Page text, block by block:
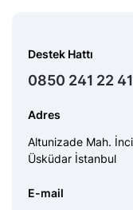
Destek Hattı
0850 241 22 41
Adres
Altunizade Mah.
Üsküdar İstanbul
E-mail